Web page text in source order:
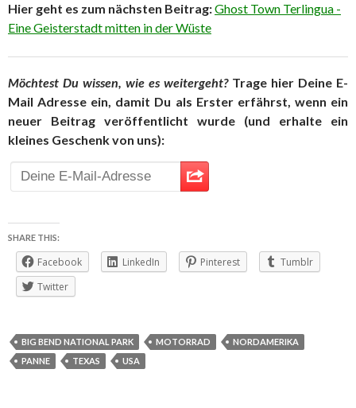
Hier geht es zum nächsten Beitrag:Ghost Town Terlingua -
Eine Geisterstadt mitten in der Wüste
Möchtest Du wissen, wie es weitergeht? Trage hier Deine E-
Mail Adresse ein, damit Du als Erster erfährst, wenn ein
neuer Beitrag veröffentlicht wurde (und erhalte ein
kleines Geschenk von uns):
SHARE THIS:
Facebook LinkedIn Pinterest
Tumblr
Twitter
BIG BEND NATIONAL PARK MOTORRAD
NORDAMERIKA
PANNE
TEXAS USA